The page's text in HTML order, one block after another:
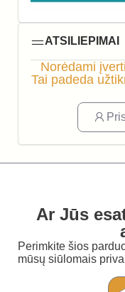
ATSILIEPIMAI
Norėdami
Tai padeda
Ar Jūs
Perimkite šios
mūsų siūlomais